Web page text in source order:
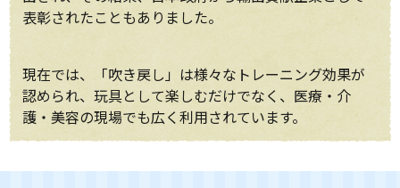
表彰されたこともありました。
現在では、「吹き戻し」は様々なトレーニング効果が
認められ、玩具として楽しむだけでなく、医療・介
護・美容の現場でも広く利用されています。